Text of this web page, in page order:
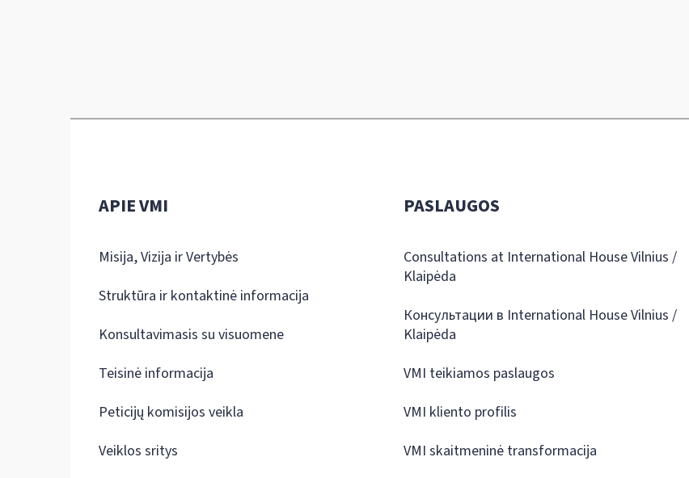
APIE VMI
Misija, Vizija ir Vertybės
Struktūra ir kontaktinė informacija
Konsultavimasis su visuomene
Teisinė informacija
Peticijų komisijos veikla
Veiklos sritys
PASLAUGOS
Consultations at International House Vilnius /
Klaipėda
Консультации в International House Vilnius /
Klaipėda
VMI teikiamos paslaugos
VMI kliento profilis
VMI skaitmeninė transformacija